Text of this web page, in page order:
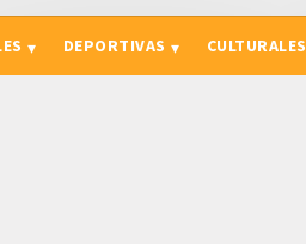
DEPORTIVAS CULTURALES